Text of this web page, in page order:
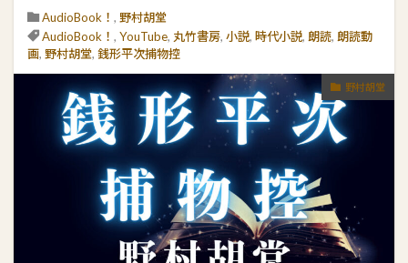
AudioBook！ , 野村胡堂
AudioBook！ , YouTube, 丸竹書房, 小説, 時代小説, 朗読, 朗読動
画, 野村胡堂, 銭形平次捕物控
野村胡堂